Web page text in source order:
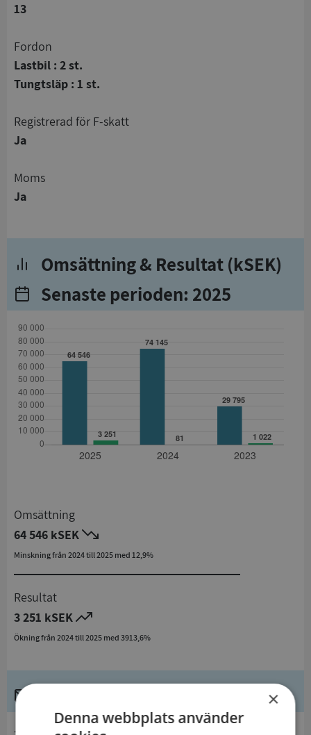
13
Fordon
Lastbil : 2 st.
Tungtsläp : 1 st.
registrerad för F-skatt
Ja
Moms
Ja
Omsättning & Resultat (kSEK)
Senaste perioden: 2025
Omsättning
64 546 kSEK
Minskning från 2024 till 2025 med 12,9%
Resultat
3 251 kSEK
Ökning från 2024 till 2025 med 3913,6%
×
Denna webbplats använder